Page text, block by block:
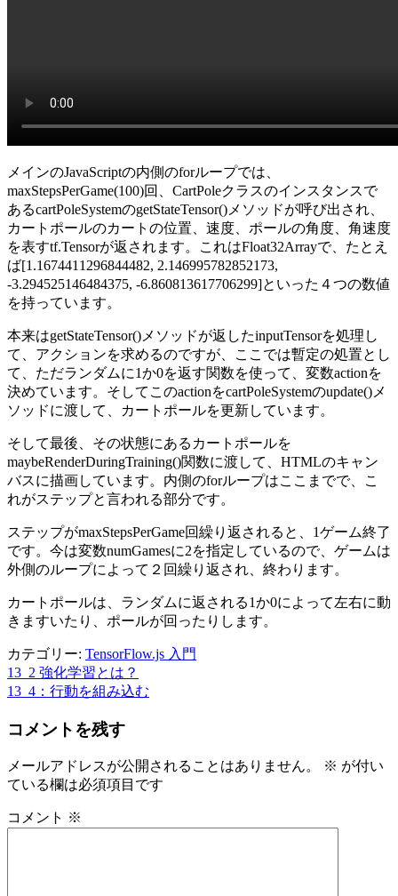
メインのJavaScriptの内側のforループでは、
maxStepsPerGame(100)回、CartPoleクラスのインスタンスで
あるcartPoleSystemのgetStateTensor()メソッドが呼び出され、
カートポールのカートの位置、速度、ポールの角度、角速度
を表すtf.Tensorが返されます。これはFloat32Arrayで、たとえ
ば[1.1674411296844482, 2.146995782852173,
-3.294525146484375, -6.860813617706299]といった４つの数値
を持っています。
本来はgetStateTensor()メソッドが返したinputTensorを処理し
て、アクションを求めるのですが、ここでは暫定の処置とし
て、ただランダムに1か0を返す関数を使って、変数actionを
決めています。そしてこのactionをcartPoleSystemのupdate()メ
ソッドに渡して、カートポールを更新しています。
そして最後、その状態にあるカートポールを
maybeRenderDuringTraining()関数に渡して、HTMLのキャン
バスに描画しています。内側のforループはここまでで、こ
れがステップと言われる部分です。
ステップがmaxStepsPerGame回繰り返されると、1ゲーム終了
です。今は変数numGamesに2を指定しているので、ゲームは
外側のループによって２回繰り返され、終わります。
カートポールは、ランダムに返される1か0によって左右に動
きますいたり、ポールが回ったりします。
カテゴリー: TensorFlow.js 入門
投
稿
ナ
ビ
ゲ
ー
13_2 強化学習とは？
13_4：行動を組み込む
コメントを残す
メールアドレスが公開されることはありません。 ※ が付い
ている欄は必須項目です
コメント ※